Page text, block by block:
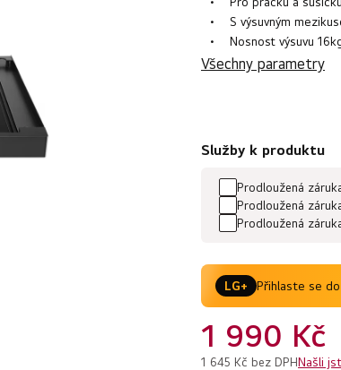
hvězdiček.
S výsuvným
Nosnost výsuvu
Všechny parametry
Služby k produktu
Prodloužená
Prodloužená
Prodloužená
LG+ Přihlaste se
1 990 Kč
1 645 Kč bez DPHNašli